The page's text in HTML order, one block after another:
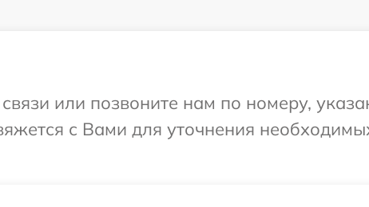
или позвоните нам по номеру,
с Вами для уточнения